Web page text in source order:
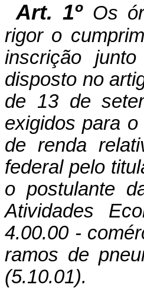
Art. 1º Os
rigor o
inscrição
disposto no
de 13 de
exigidos para
de renda
federal pelo
o postulante
Atividades
4.00.00 -
ramos de
(5.10.01).